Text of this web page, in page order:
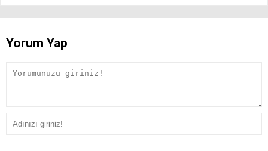
Yorum Yap